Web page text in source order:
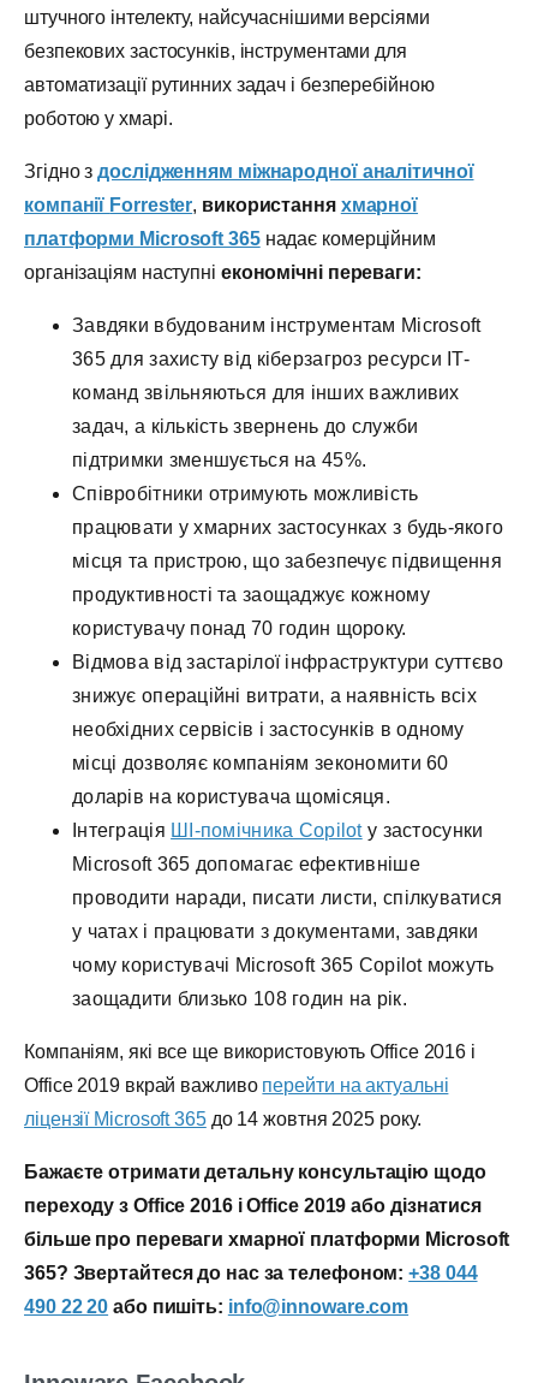
штучного інтелекту, найсучаснішими версіями
безпекових застосунків, інструментами для
автоматизації рутинних задач і безперебійною
роботою у хмарі.
Згідно здослідженням міжнародної аналітичної
компанії Forrester, використання хмарної
платформи Microsoft 365надає комерційним
організаціям наступні економічні переваги:
Завдяки вбудованим інструментам Microsoft
365 для захисту від кіберзагроз ресурси IT-
команд звільняються для інших важливих
задач, а кількість звернень до служби
підтримки зменшується на 45%.
Співробітники отримують можливість
працювати у хмарних застосунках з будь-якого
місця та пристрою, що забезпечує підвищення
продуктивності та заощаджує кожному
користувачу понад 70 годин щороку.
Відмова від застарілої інфраструктури суттєво
знижує операційні витрати, а наявність всіх
необхідних сервісів і застосунків в одному
місці дозволяє компаніям зекономити 60
доларів на користувача щомісяця.
Інтеграція ШІ-помічника Copilotу застосунки
Microsoft 365 допомагає ефективніше
проводити наради, писати листи, спілкуватися
у чатах і працювати з документами, завдяки
чому користувачі Microsoft 365 Copilot можуть
заощадити близько 108 годин на рік.
Компаніям, які все ще використовують Office 2016 і
Office 2019 вкрай важливо перейти на актуальні
ліцензії Microsoft 365до 14 жовтня 2025 року.
Бажаєте отримати детальну консультацію щодо
переходу з Office 2016 і Office 2019 або дізнатися
більше про переваги хмарної платформи Microsoft
365? Звертайтеся до нас за телефоном:+38 044
490 22 20 або пишіть: info@innoware.com